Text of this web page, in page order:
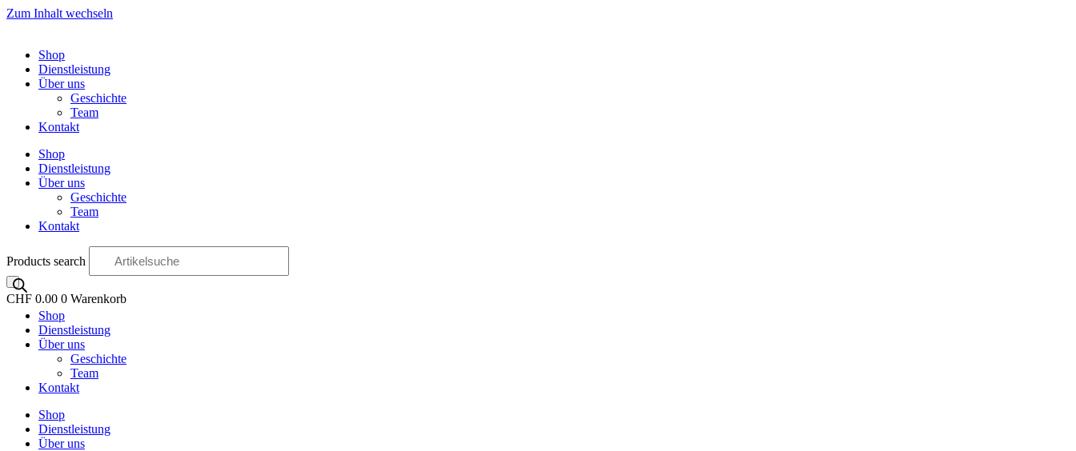
Zum Inhalt wechseln
Shop
Dienstleistung
Über uns
Geschichte
Team
Kontakt
Shop
Dienstleistung
Über uns
Geschichte
Team
Kontakt
Products search
CHF 0.00 0 Warenkorb
OO
Shop
Dienstleistung
Über uns
Geschichte
Team
Kontakt
Shop
Dienstleistung
Über uns